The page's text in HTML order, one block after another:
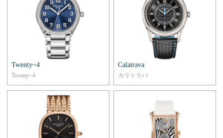
Twenty~4
Twenty~4
Calatrava
カラトラバ